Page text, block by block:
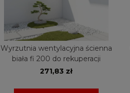
Wyrzutnia wentylacyjna ścienna
biała fi 200 do rekuperacji
271,83 zł